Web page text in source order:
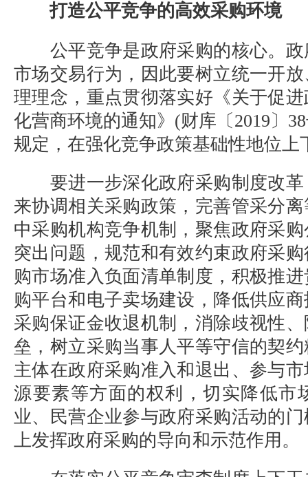
打造公平竞争的高效采购环境
公平竞争是政府采购的核心。
市场交易行为，因此要树立统一开
理理念，重点贯彻落实好《关于促
化营商环境的通知》 (财库〔 2019 〕 38
规定，在强化竞争政策基础性地位上
要进一步深化政府采购制度改
来协调相关采购政策，完善管采分
中采购机构竞争机制，聚焦政府采
突出问题，规范和有效约束政府采
购市场准入负面清单制度，积极推
购平台和电子卖场建设，降低供应
采购保证金收退机制，消除歧视性
垒，树立采购当事人平等守信的契
主体在政府采购准入和退出、参与
源要素等方面的权利，切实降低市
业、民营企业参与政府采购活动的
上发挥政府采购的导向和示范作用。